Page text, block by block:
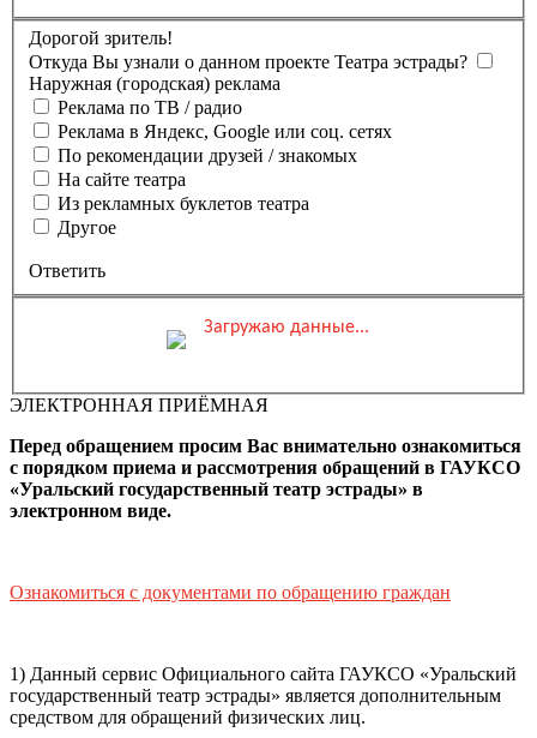
Дорогой зритель!
Откуда Вы узнали о данном проекте Театра эстрады?
Наружная (городская) реклама
Реклама по ТВ / радио
Реклама в Яндекс, Google или соц. сетях
По рекомендации друзей / знакомых
На сайте театра
Из рекламных буклетов театра
Другое
Ответить
Загружаю данные...
Вы бронируете места наМероприятие состоитсяЗал
Промокод
Применить
Фамилия, Имя (Отчество
мобильный номер телефона
Способ оплаты
Банковская карта
карта
ЭЛЕКТРОННАЯ ПРИЁМНАЯ
Перед обращением просим Вас внимательно ознакомиться
с порядком приема и рассмотрения обращений в ГАУКСО
«Уральский государственный театр эстрады» в
электронном виде.
Ознакомиться с документами по обращению граждан
1) Данный сервис Официального сайта ГАУКСО «Уральский
государственный театр эстрады» является дополнительным
средством для обращений физических лиц.